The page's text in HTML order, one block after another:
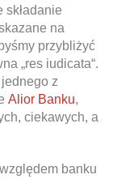
na
przybliżyć
„res iudicata“.
jednego z
Alior Banku,
ciekawych, a
banku